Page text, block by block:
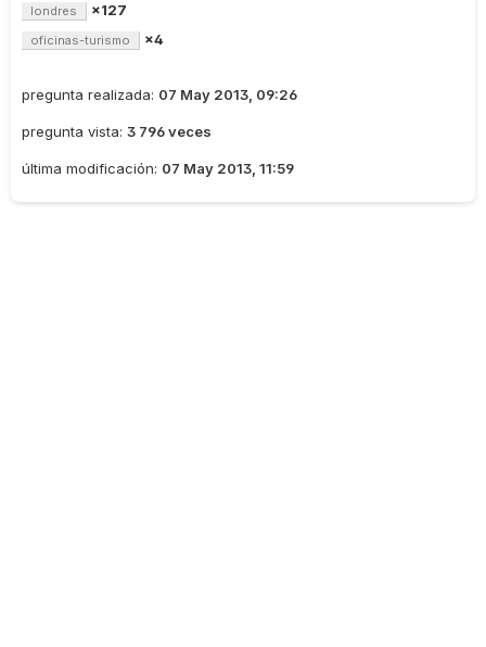
londres ×127
oficinas-turismo ×4
pregunta realizada: 07 May 2013, 09:26
pregunta vista: 3 796 veces
última modificación: 07 May 2013, 11:59